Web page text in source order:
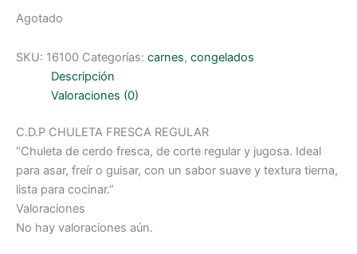
Agotado
SKU: 16100 Categorías: carnes, congelados
Descripción
Valoraciones (0)
C.D.P CHULETA FRESCA REGULAR
“Chuleta de cerdo fresca, de corte regular y jugosa. Ideal
para asar, freír o guisar, con un sabor suave y textura tierna,
lista para cocinar.”
Valoraciones
No hay valoraciones aún.